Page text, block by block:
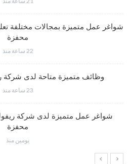
شواغر عمل متميزة بمجالات مختلفة
محفزة
22 ساعة منذ
وظائف متميزة متاحة لدى شركة
23 ساعة منذ
شواغر عمل متميزة لدى شركة
محفزة
يومين منذ